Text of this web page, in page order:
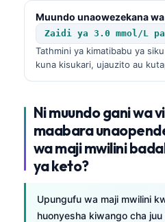
Muundo unaowezekana
Zaidi ya 3.0 mmol/L
Tathmini ya kimatibabu ya
kuna kisukari, ujauzito au
Ni muundo gani wa
maabara
wa maji mwilini
ya keto?
Upungufu wa maji mwilini
huonyesha kiwango cha juu